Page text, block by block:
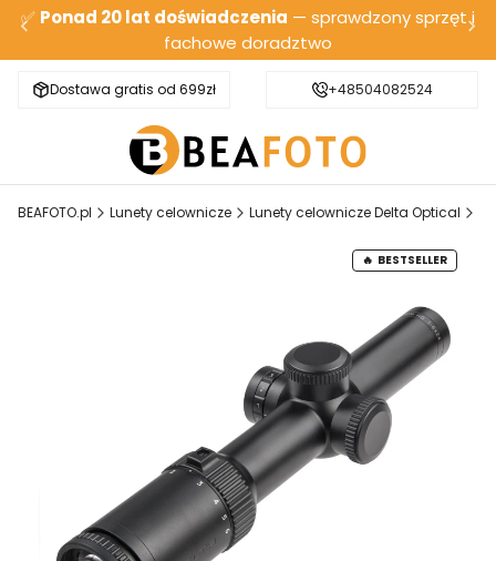
✅ Ponad 20 lat doświadczenia — sprawdzony sprzęt i
fachowe doradztwo
Dostawa gratis od 699zł Bezpieczna wysyłka
+48504082524
BEAFOTO.pl Lunety celownicze Lunety celownicze Delta Optical
BESTSELLER